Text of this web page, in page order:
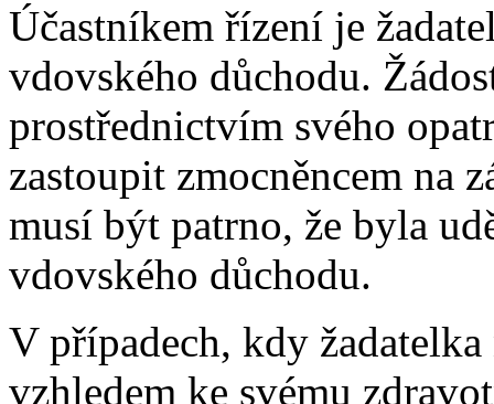
Účastníkem řízení je
vdovského důchodu.
prostřednictvím svého
zastoupit zmocněncem na
musí být patrno, že byla
vdovského důchodu.
V případech, kdy žadatelka
vzhledem ke svému